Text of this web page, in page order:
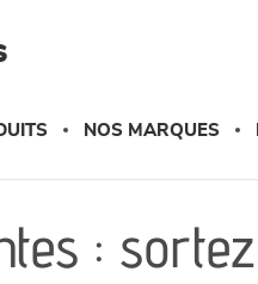
NOS MARQUES
: